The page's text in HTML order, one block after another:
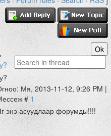
Мя, 2013-11-12, 9:26 PM |
#1
энэ асуудлаар форумды!!!!